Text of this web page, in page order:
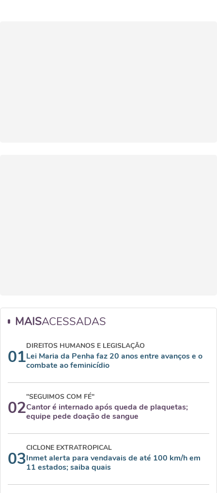
MAISACESSADAS
01
DIREITOS HUMANOS E LEGISLAÇÃO
Lei Maria da Penha faz 20 anos entre avanços e o
combate ao feminicídio
02
"SEGUIMOS COM FÉ"
Cantor é internado após queda de plaquetas;
equipe pede doação de sangue
03
CICLONE EXTRATROPICAL
Inmet alerta para vendavais de até 100 km/h em
11 estados; saiba quais